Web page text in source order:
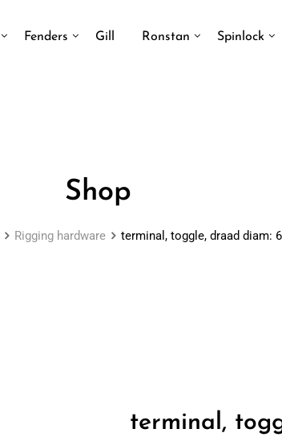
Fenders Gill Ronstan Spinlock
Shop
Rigging hardware terminal, toggle, draad diam:
terminal,